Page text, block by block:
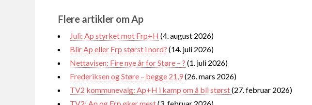
Flere artikler om Ap
Juli: Ap styrket mot Frp+H (4. august 2026)
Blir Ap eller Frp størst i nord? (14. juli 2026)
Nettavisen: Fire nye år for Støre – ? (1. juli 2026)
Frederiksen og Støre – begge 21,9(26. mars 2026)
TV2 kommunevalg: Ap+H i kamp om å bli størst(27. februar 2026)